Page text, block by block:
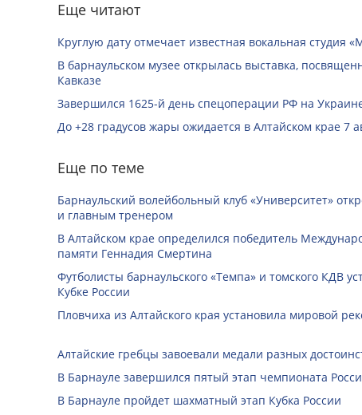
Еще читают
Круглую дату отмечает известная вокальная студия
В барнаульском музее открылась выставка,
Кавказе
Завершился 1625-й день спецоперации РФ на
До +28 градусов жары ожидается в Алтайском крае 7
Еще по теме
Барнаульский волейбольный клуб «Университет»
и главным тренером
В Алтайском крае определился победитель
памяти Геннадия Смертина
Футболисты барнаульского «Темпа» и томского КДВ
Кубке России
Пловчиха из Алтайского края установила мировой
Алтайские гребцы завоевали медали разных
В Барнауле завершился пятый этап чемпионата
В Барнауле пройдет шахматный этап Кубка России